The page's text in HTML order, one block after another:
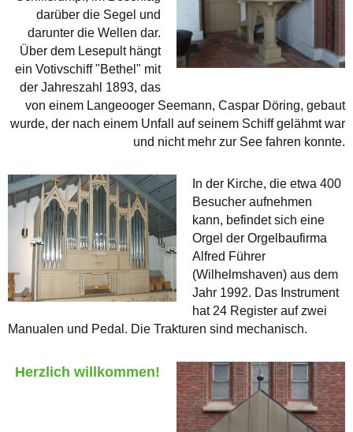
darüber die Segel und
darunter die Wellen dar.
Über dem Lesepult hängt
ein Votivschiff "Bethel" mit
der Jahreszahl 1893, das
von einem Langeooger Seemann, Caspar Döring, gebaut
wurde, der nach einem Unfall auf seinem Schiff gelähmt war
und nicht mehr zur See fahren konnte.
In der Kirche, die etwa 400
Besucher aufnehmen
kann, befindet sich eine
Orgel der Orgelbaufirma
Alfred Führer
(Wilhelmshaven) aus dem
Jahr 1992. Das Instrument
hat 24 Register auf zwei
Manualen und Pedal. Die Trakturen sind mechanisch.
Herzlich willkommen!